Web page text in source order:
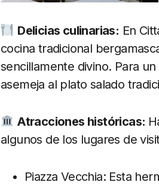
Delicias culinarias: En
cocina tradicional
sencillamente divino. Para
asemeja al plato salado
Atracciones históricas:
algunos de los lugares de
Piazza Vecchia: Esta